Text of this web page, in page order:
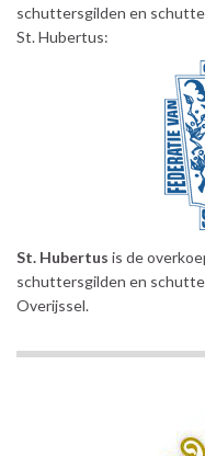
schuttersgilden en
St. Hubertus:
St. Hubertus is de
schuttersgilden en
Overijssel.